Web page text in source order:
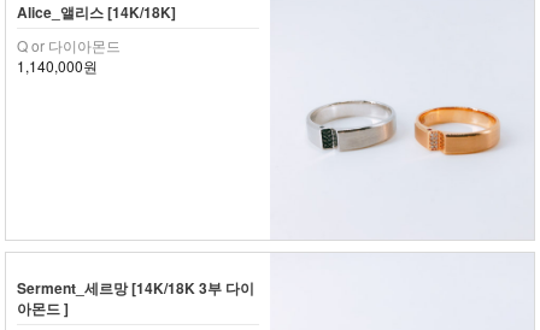
Alice_앨리스 [14K/18K]
Q or 다이아몬드
1,140,000원
Serment_세르망 [14K/18K 3부 다이
아몬드 ]